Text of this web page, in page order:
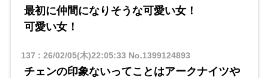
最初に仲間になりそうな可愛い女！
可愛い女！
137 : 26/02/05(木)22:05:33 No.1399124893
チェンの印象ないってことはアークナイツや